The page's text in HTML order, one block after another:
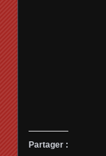
Partager :